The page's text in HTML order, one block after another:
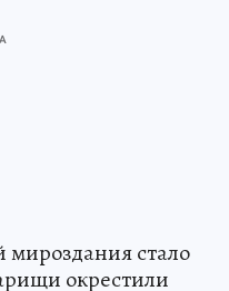
мироздания стало
окрестили